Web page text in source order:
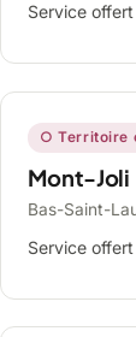
Service
○ Territoire
Mont-Joli
Bas-Saint-
Service